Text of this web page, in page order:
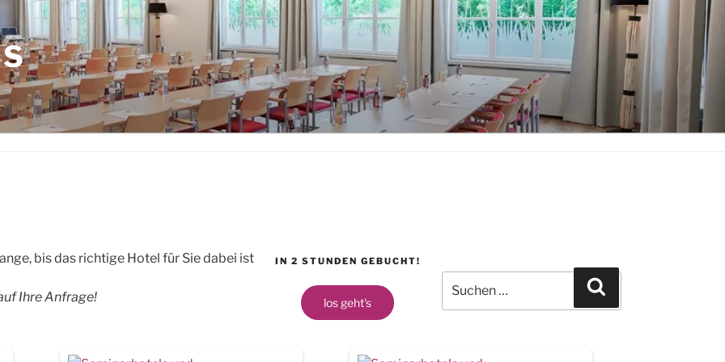
bis das richtige Hotel für Sie dabei ist
Ihre Anfrage!
IN 2 STUNDEN GEBUCHT!
los geht's
Search
for:
Search